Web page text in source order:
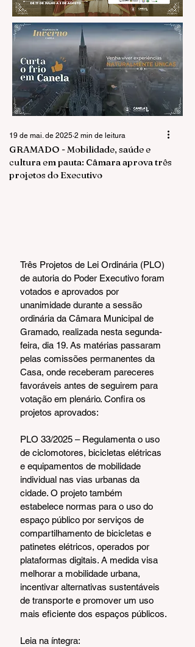
GRAMADO - Mobilidade, saúde e
cultura em pauta: Câmara aprova três
projetos do Executivo
19 de mai. de 2025 2 min de leitura
Três Projetos de Lei Ordinária (PLO)
de autoria do Poder Executivo foram
votados e aprovados por
unanimidade durante a sessão
ordinária da Câmara Municipal de
Gramado, realizada nesta segunda-
feira, dia 19. As matérias passaram
pelas comissões permanentes da
Casa, onde receberam pareceres
favoráveis antes de seguirem para
votação em plenário. Confira os
projetos aprovados:
PLO 33/2025 – Regulamenta o uso
de ciclomotores, bicicletas elétricas
e equipamentos de mobilidade
individual nas vias urbanas da
cidade. O projeto também
estabelece normas para o uso do
espaço público por serviços de
compartilhamento de bicicletas e
patinetes elétricos, operados por
plataformas digitais. A medida visa
melhorar a mobilidade urbana,
incentivar alternativas sustentáveis
de transporte e promover um uso
mais eficiente dos espaços públicos.
Leia na íntegra: